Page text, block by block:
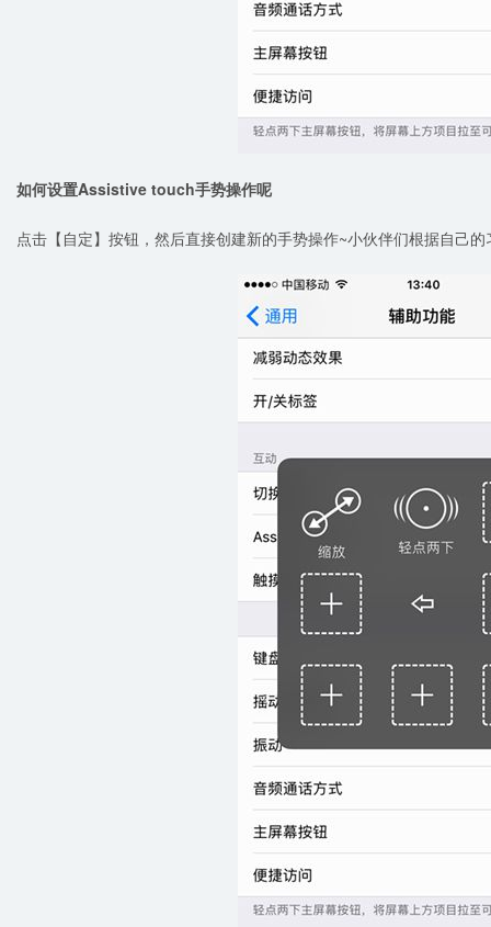
如何设置Assistive touch手势操作呢
点击【自定】按钮，然后直接创建新的手势操作~小伙伴们根据自己